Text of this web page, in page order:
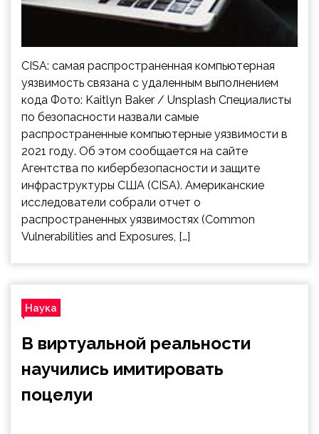
CISA: самая распространенная компьютерная
уязвимость связана с удаленным выполнением
кода Фото: Kaitlyn Baker / Unsplash Специалисты
по безопасности назвали самые
распространенные компьютерные уязвимости в
2021 году. Об этом сообщается на сайте
Агентства по кибербезопасности и защите
инфраструктуры США (CISA). Американские
исследователи собрали отчет о
распространенных уязвимостях (Common
Vulnerabilities and Exposures, […]
Наука
В виртуальной реальности
научились имитировать
поцелуи